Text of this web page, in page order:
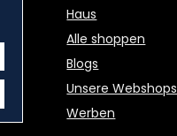
Haus
Alle shoppen
Blogs
Unsere Webshops
Werben